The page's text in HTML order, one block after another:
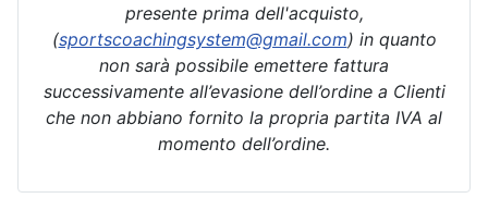
presente prima dell'acquisto,
(sportscoachingsystem@gmail.com) in quanto
non sarà possibile emettere fattura
successivamente all’evasione dell’ordine a Clienti
che non abbiano fornito la propria partita IVA al
momento dell’ordine.